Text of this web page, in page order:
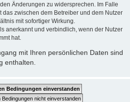
Änderungen zu widersprechen. Im Falle
das zwischen dem Betreiber und dem Nutzer
mit sofortiger Wirkung.
anerkannt und verbindlich, wenn der Nutzer
hat.
mit Ihren persönlichen Daten sind
enthalten.